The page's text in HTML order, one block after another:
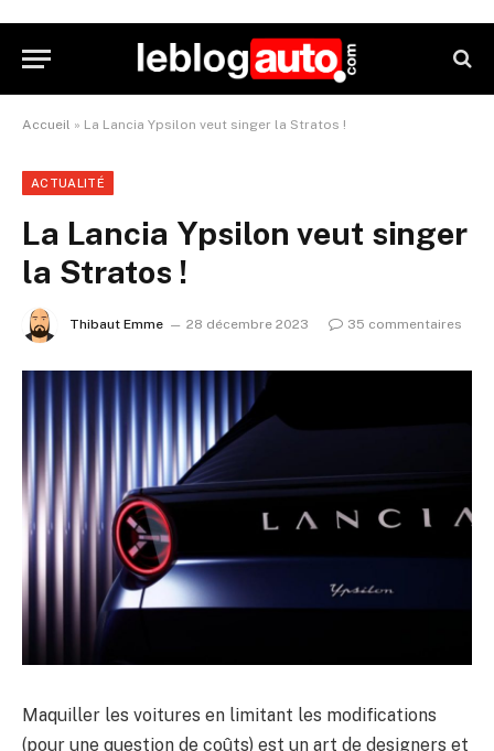
Accueil » La Lancia Ypsilon veut singer la Stratos !
ACTUALITÉ
La Lancia Ypsilon veut singer
la Stratos !
Thibaut Emme 28 décembre 2023 35 commentaires
Maquiller les voitures en limitant les modifications
(pour une question de coûts) est un art de designers et